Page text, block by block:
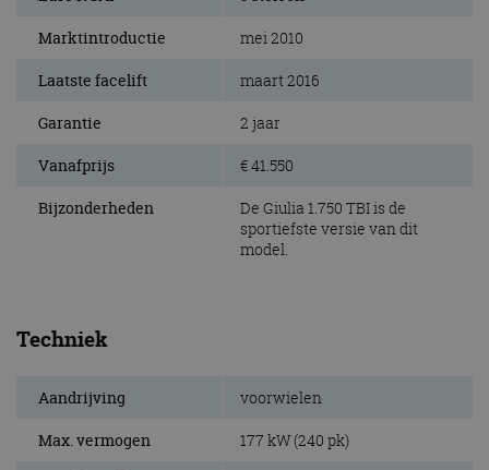
Marktintroductie mei 2010
Laatste facelift maart 2016
Garantie 2 jaar
Vanafprijs € 41.550
Bijzonderheden
De Giulia 1.750 TBI is de
sportiefste versie van dit
model.
Techniek
Aandrijving voorwielen
Max. vermogen 177 kW (240 pk)